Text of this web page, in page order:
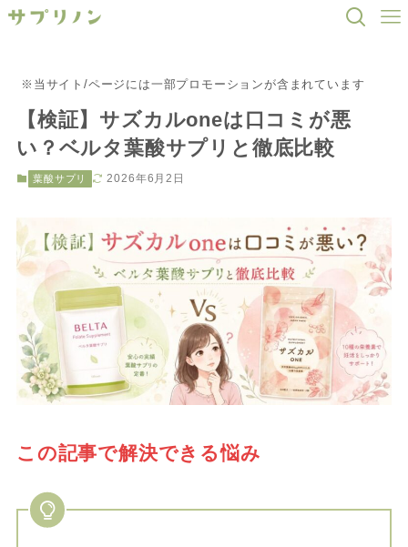
※当サイト/ページには一部プロモーションが含まれています
【検証】サズカルoneは口コミが悪
い？ベルタ葉酸サプリと徹底比較
葉酸サプリ 2026年6月2日
この記事で解決できる悩み